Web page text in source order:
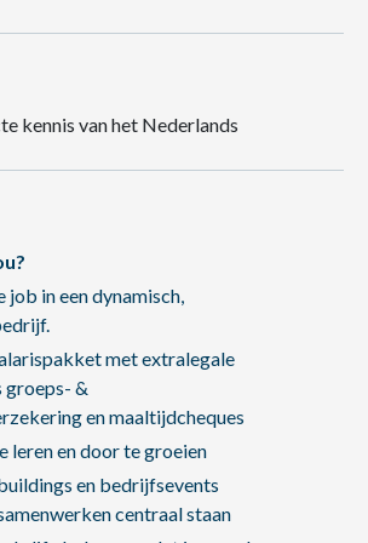
kennis van het Nederlands
in een dynamisch,
met extralegale
groeps- &
en maaltijdcheques
leren en door te groeien
en bedrijfsevents
centraal staan